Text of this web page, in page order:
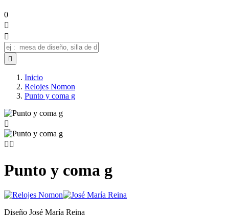
0



Inicio
Relojes Nomon
Punto y coma g

 
Punto y coma g
Diseño José María Reina